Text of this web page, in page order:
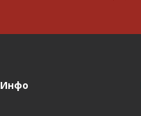
Инфо